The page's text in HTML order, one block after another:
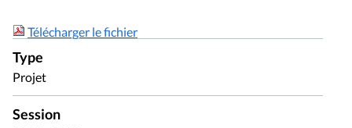
Télécharger le fichier
Type
Projet
Session